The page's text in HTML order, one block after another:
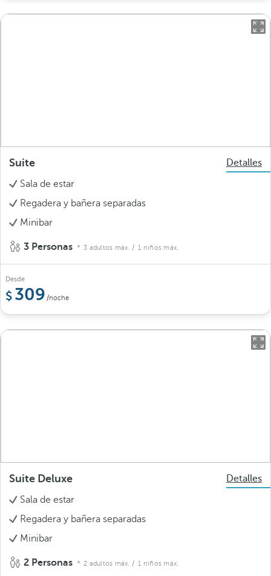
Suite
Detalles
Sala de estar
Regadera y bañera separadas
Minibar
3 Personas 3 adultos máx. / 1 niños máx.
Desde
309 /noche
Suite Deluxe
Detalles
Sala de estar
Regadera y bañera separadas
Minibar
2 Personas 2 adultos máx. / 1 niños máx.